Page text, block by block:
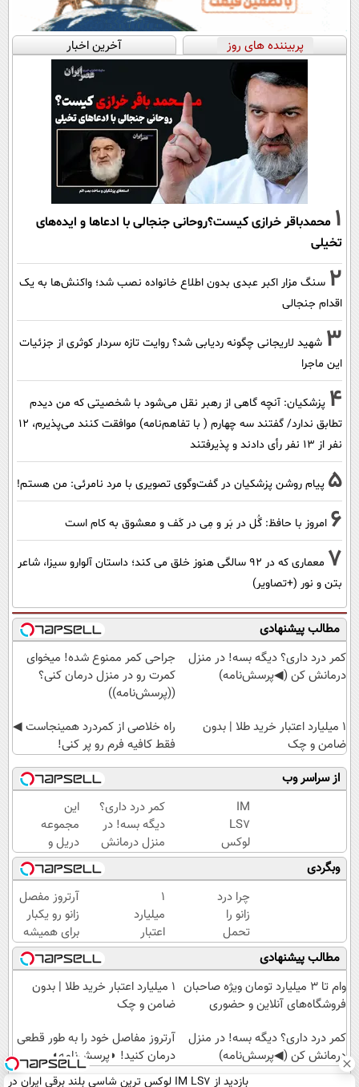
پربیننده های روز آخرین اخبار
1 محمدباقر خرازی کیست؟روحانی جنجالی با ادعاها و ایده‌های
تخیلی
2 سنگ مزار اکبر عبدی بدون اطلاع خانواده نصب شد؛ واکنش‌ها به یک
اقدام جنجالی
3 شهید لاریجانی چگونه ردیابی شد؟ روایت تازه سردار کوثری از جزئیات
این ماجرا
4 پزشکیان‌: آنچه گاهی از رهبر نقل می‌شود با شخصیتی که من دیدم
تطابق ندارد/ گفتند سه چهارم ( با تفاهم‌نامه) موافقت کنند می‌پذیرم، 12
نفر از 13 نفر رأی دادند و پذیرفتند
5 پیام روشن پزشکیان در گفت‌و‌گوی تصویری با مرد نامرئی: من هستم!
6 امروز با حافظ: گُل در بَر و مِی در کَف و معشوق به کام است
7
معماری که در 92 سالگی هنوز خلق می کند؛ داستان آلوارو سیزا، شاعر
بتن و نور (+تصاویر)
مطالب پیشنهادی
کمر درد داری؟ دیگه بسه! در منزل
درمانش کن (◀پرسش‌نامه)
جراحی کمر ممنوع شده! میخوای
کمرت رو در منزل درمان کنی؟
((پرسش‌نامه))
۱ میلیارد اعتبار خرید طلا | بدون
ضامن و چک
‌راه خلاصی از کمردرد همینجاست ◀
فقط کافیه فرم رو پر کنی!
از سراسر وب
IM
LS7
لوکس
ترین
شاسی
بلند
برقی
ایران
کمر درد داری؟
دیگه بسه! در
منزل درمانش
کن
(◀پرسش‌نامه)
این
مجموعه
دریل و
پیچ
گوشتی
رو با
گارانتی و
نصف
قیمت
بخر!😉
وبگردی
چرا درد
زانو را
تحمل
می‌کنی؟
خیلی
ساده
درمنزل
کن
۱
میلیارد
اعتبار
خرید
طلا |
بدون
ضامن
آرتروز مفصل
زانو رو یکبار
برای همیشه
درمان کن!
◗پرسش‌نامه◖
مطالب پیشنهادی
وام تا ۳ میلیارد تومان ویژه صاحبان
فروشگاه‌های آنلاین و حضوری
۱ میلیارد اعتبار خرید طلا | بدون
ضامن و چک
کمر درد داری؟ دیگه بسه! در منزل
درمانش کن (◀پرسش‌نامه)
آرتروز مفاصل خود را به طور قطعی
درمان کنید! ◗پرسش‌نامه◖
بازدید از IM LS7 لوکس ترین شاسی بلند برقی ایران در